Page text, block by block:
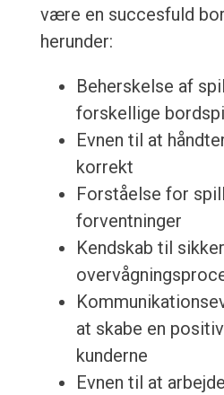
være en succesfuld
herunder:
Beherskelse af
forskellige
Evnen til at
korrekt
Forståelse for
forventninger
Kendskab til
at skabe en
kunderne
Evnen til at